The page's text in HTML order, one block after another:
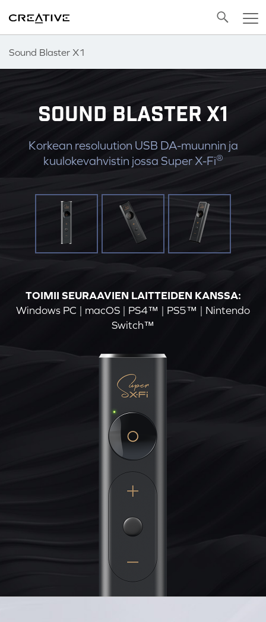
Sound Blaster X1
Back to Top
SOUND BLASTER X1
Korkean resoluution USB DA-muunnin ja
kuulokevahvistin jossa Super X-Fi®
TOIMII SEURAAVIEN LAITTEIDEN KANSSA:
Windows PC | macOS | PS4™ | PS5™ | Nintendo
Switch™